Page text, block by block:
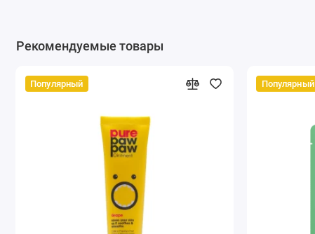
Рекомендуемые товары
Популярный Популярный